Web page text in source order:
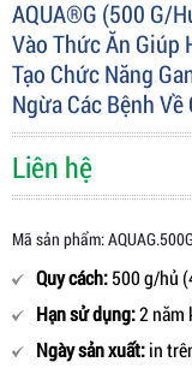
AQUA®G (500 G/
Vào Thức Ăn Giúp
Tạo Chức Năng
Ngừa Các Bệnh Về
Liên hệ
Mã sản phẩm:
Quy cách:500 g/hủ
Hạn sử dụng:2 năm
Ngày sản xuất:in